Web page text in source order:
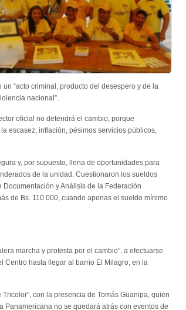
“acto criminal, producto del desespero y de la
nacional”.
oficial no detendrá el cambio, porque
escasez, inflación, pésimos servicios públicos,
y, por supuesto, llena de oportunidades para
de la unidad. Cuestionaron los sueldos
y Análisis de la Federación
de Bs. 110.000, cuando apenas el sueldo mínimo
marcha y protesta por el cambio”, a efectuarse
Centro hasta llegar al barrio El Milagro, en la
con la presencia de Tomás Guanipa, quien
no se quedará atrás con eventos de